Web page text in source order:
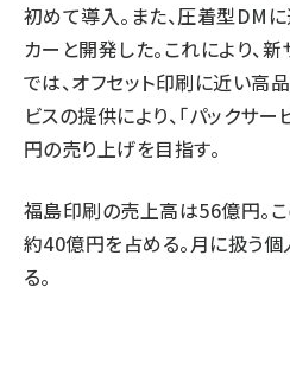
初めて導入。また、圧着型DM
カーと開発した。これにより、新
では、オフセット印刷に近い高
ビスの提供により、「パックサ
円の売り上げを目指す。
福島印刷の売上高は56億円。こ
約40億円を占める。月に扱う
る。